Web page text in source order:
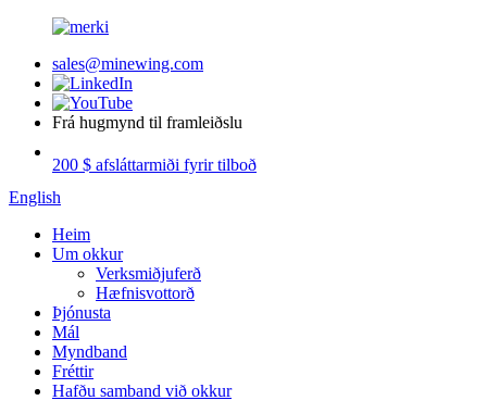
sales@minewing.com
Frá hugmynd til framleiðslu
200 $ afsláttarmiði fyrir tilboð
English
Heim
Um okkur
Verksmiðjuferð
Hæfnisvottorð
Þjónusta
Mál
Myndband
Fréttir
Hafðu samband við okkur